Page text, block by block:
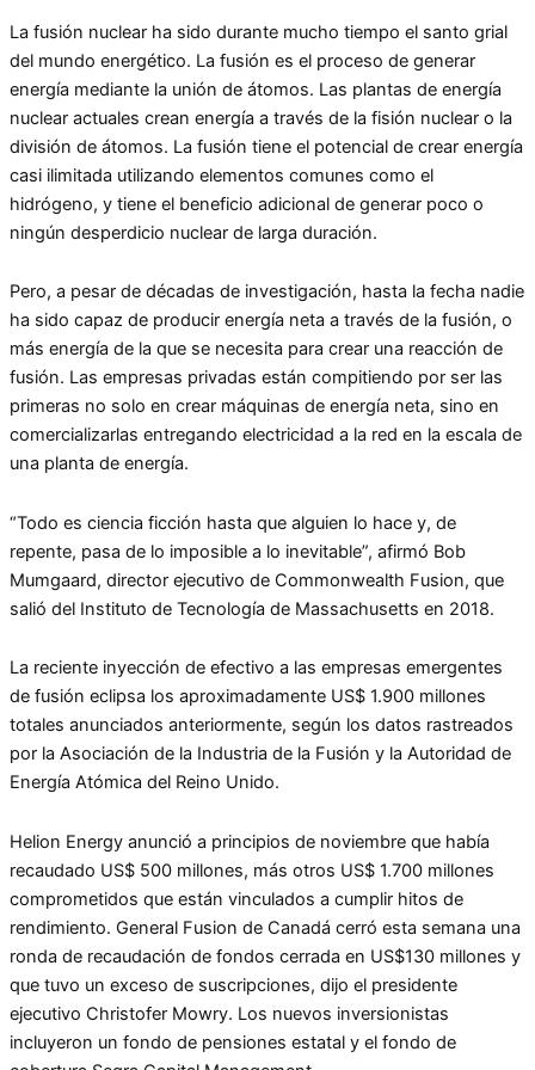
La fusión nuclear ha sido durante mucho tiempo el santo grial
del mundo energético. La fusión es el proceso de generar
energía mediante la unión de átomos. Las plantas de energía
nuclear actuales crean energía a través de la fisión nuclear o la
división de átomos. La fusión tiene el potencial de crear energía
casi ilimitada utilizando elementos comunes como el
hidrógeno, y tiene el beneficio adicional de generar poco o
ningún desperdicio nuclear de larga duración.
Pero, a pesar de décadas de investigación, hasta la fecha nadie
ha sido capaz de producir energía neta a través de la fusión, o
más energía de la que se necesita para crear una reacción de
fusión. Las empresas privadas están compitiendo por ser las
primeras no solo en crear máquinas de energía neta, sino en
comercializarlas entregando electricidad a la red en la escala de
una planta de energía.
“Todo es ciencia ficción hasta que alguien lo hace y, de
repente, pasa de lo imposible a lo inevitable”, afirmó Bob
Mumgaard, director ejecutivo de Commonwealth Fusion, que
salió del Instituto de Tecnología de Massachusetts en 2018.
La reciente inyección de efectivo a las empresas emergentes
de fusión eclipsa los aproximadamente US$ 1.900 millones
totales anunciados anteriormente, según los datos rastreados
por la Asociación de la Industria de la Fusión y la Autoridad de
Energía Atómica del Reino Unido.
Helion Energy anunció a principios de noviembre que había
recaudado US$ 500 millones, más otros US$ 1.700 millones
comprometidos que están vinculados a cumplir hitos de
rendimiento. General Fusion de Canadá cerró esta semana una
ronda de recaudación de fondos cerrada en US$130 millones y
que tuvo un exceso de suscripciones, dijo el presidente
ejecutivo Christofer Mowry. Los nuevos inversionistas
incluyeron un fondo de pensiones estatal y el fondo de